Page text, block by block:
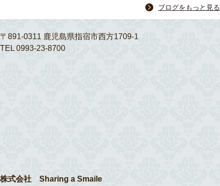
ブログをもっと見る
〒891-0311 鹿児島県指宿市西方1709-1
TEL 0993-23-8700
株式会社 Sharing a Smaile